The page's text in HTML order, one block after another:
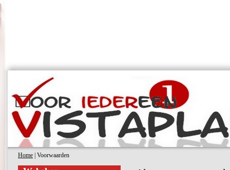
Home | Voorwaarden